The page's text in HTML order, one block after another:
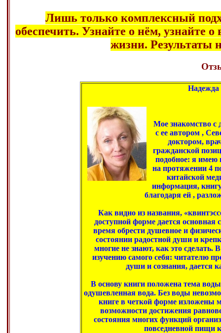
Лишь только комплексный
обеспечить. Узнайте о нём, узнайте
жизни. Результаты
Надежда
Мое знакомство с
с ее автором ,
доктором,
гражданской
подобное: я имею
на протяжении 4
китайской
информация,
благодаря ей ,
Как видно из названия,
доступной форме дается основная
время обрести душевное и
состоянии радостной души и
многие не знают, как это
изучению самого себя: читателю
души и сознания, дается
В основу книги положена тема
одушевленная вода. Без воды
книге в четкой форме изложены
возможности достижения
состояния многих функций
повседневной пищи